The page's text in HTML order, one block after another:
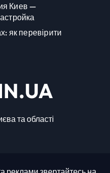
Киев —
як перевірити
та області